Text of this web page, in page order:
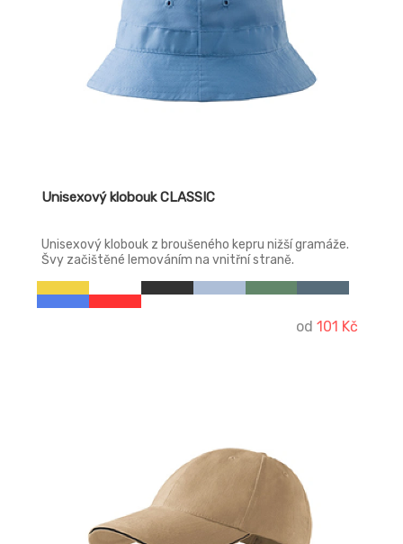
Unisexový klobouk CLASSIC
Unisexový klobouk z broušeného kepru nižší gramáže.
Švy začištěné lemováním na vnitřní straně.
od 101 Kč